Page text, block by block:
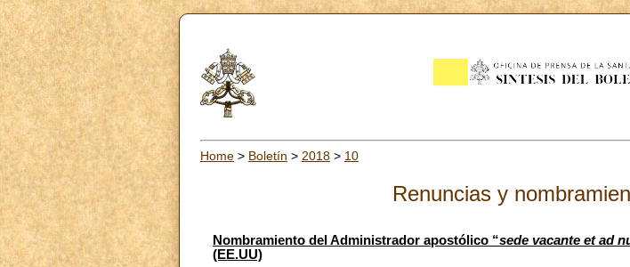
Home > Boletín > 2018 > 10
Renuncias y
Nombramiento del Administrador apostólico “sede vacante et ad
(EE.UU)